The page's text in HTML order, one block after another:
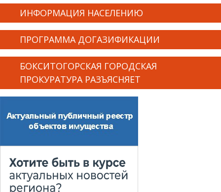
ИНФОРМАЦИЯ НАСЕЛЕНИЮ
ПРОГРАММА ДОГАЗИФИКАЦИИ
БОКСИТОГОРСКАЯ ГОРОДСКАЯ
ПРОКУРАТУРА РАЗЪЯСНЯЕТ